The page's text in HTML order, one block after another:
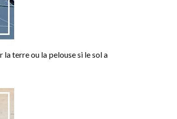
terre ou la pelouse si le sol a